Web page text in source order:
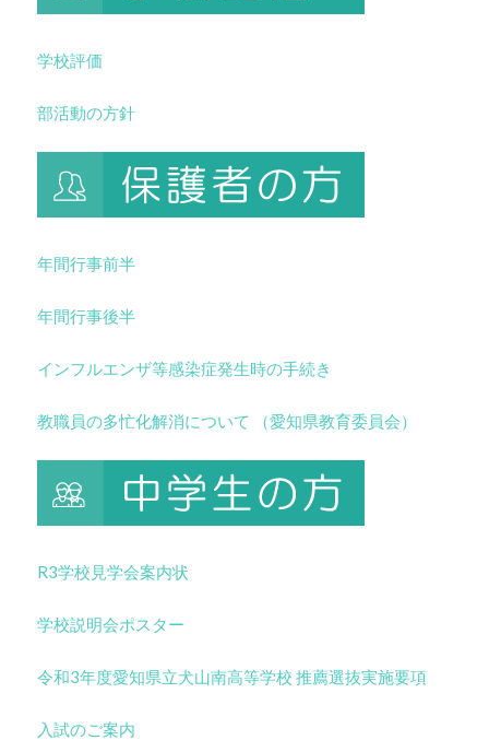
学校評価
部活動の方針
年間行事前半
年間行事後半
インフルエンザ等感染症発生時の手続き
教職員の多忙化解消について （愛知県教育委員会）
R3学校見学会案内状
学校説明会ポスター
令和3年度愛知県立犬山南高等学校 推薦選抜実施要項
入試のご案内